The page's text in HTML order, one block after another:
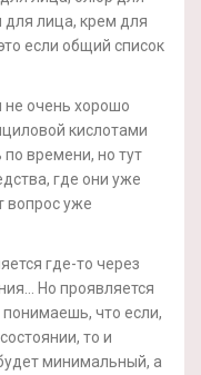
для лица, крем для
если общий список
не очень хорошо
кислотами
времени, но тут
где они уже
вопрос уже
где-то через
Но проявляется
что если,
то и
минимальный, а